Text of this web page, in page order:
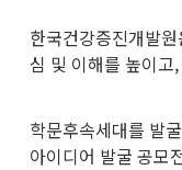
한국건강증진개발
심 및 이해를 높이고,
학문후속세대를 발
아이디어 발굴 공모